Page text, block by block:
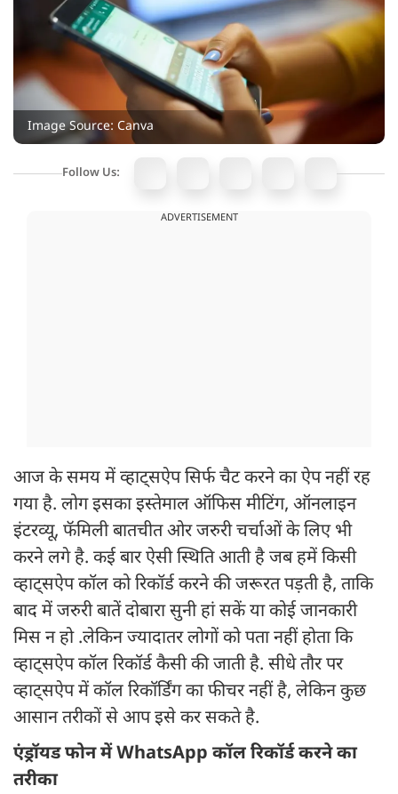
Image Source: Canva
Follow Us:
ADVERTISEMENT
आज के समय में व्हाट्सऐप सिर्फ चैट करने का ऐप नहीं रह
गया है. लोग इसका इस्तेमाल ऑफिस मीटिंग, ऑनलाइन
इंटरव्यू, फॅमिली बातचीत ओर जरुरी चर्चाओं के लिए भी
करने लगे है. कई बार ऐसी स्थिति आती है जब हमें किसी
व्हाट्सऐप कॉल को रिकॉर्ड करने की जरूरत पड़ती है, ताकि
बाद में जरुरी बातें दोबारा सुनी हां सकें या कोई जानकारी
मिस न हो .लेकिन ज्यादातर लोगों को पता नहीं होता कि
व्हाट्सऐप कॉल रिकॉर्ड कैसी की जाती है. सीधे तौर पर
व्हाट्सऐप में कॉल रिकॉर्डिंग का फीचर नहीं है, लेकिन कुछ
आसान तरीकों से आप इसे कर सकते है.
एंड्रॉयड फोन में WhatsApp कॉल रिकॉर्ड करने का
तरीका